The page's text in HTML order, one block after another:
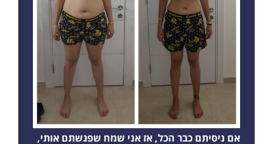
אם ניסיתם כבר הכל, אז אני שמח שפגשתם אותי,